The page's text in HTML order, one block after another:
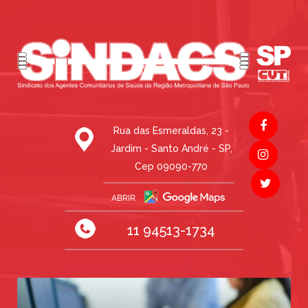
Rua das Esmeraldas, 23 -
Jardim - Santo André - SP,
Cep 09090-770
11 94513-1734